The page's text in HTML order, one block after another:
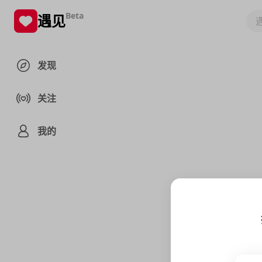
遇见Beta
发现
关注
我的